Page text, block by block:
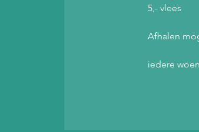
5,- vlees
Afhalen
iedere